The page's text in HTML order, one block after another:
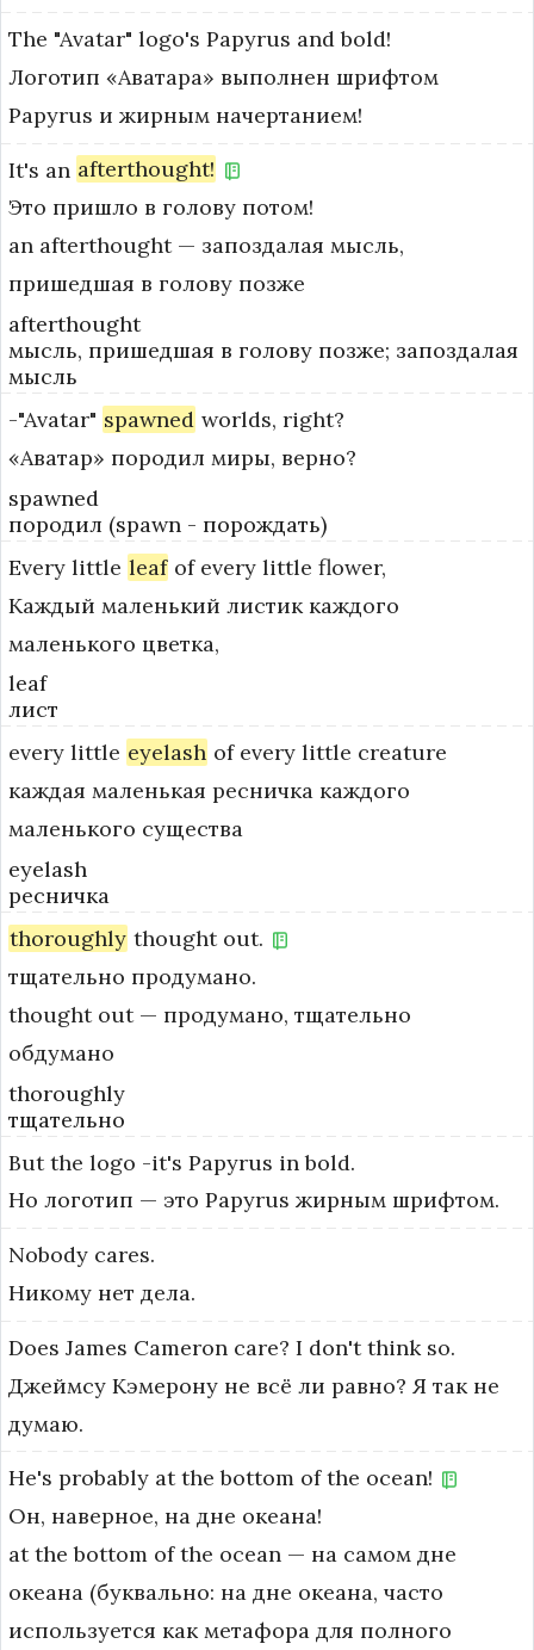
The "Avatar" logo's Papyrus and bold!
Логотип «Аватара» выполнен шрифтом
Papyrus и жирным начертанием!
It's an afterthought!
Это пришло в голову потом!
an afterthought — запоздалая мысль,
пришедшая в голову позже
afterthought
мысль, пришедшая в голову позже; запоздалая
мысль
-"Avatar" spawned worlds, right?
«Аватар» породил миры, верно?
spawned
породил (spawn - порождать)
Every little leaf of every little flower,
Каждый маленький листик каждого
маленького цветка,
leaf
лист
every little eyelash of every little creature
каждая маленькая ресничка каждого
маленького существа
eyelash
ресничка
thoroughly thought out.
тщательно продумано.
thought out — продумано, тщательно
обдумано
thoroughly
тщательно
But the logo -it's Papyrus in bold.
Но логотип — это Papyrus жирным шрифтом.
Nobody cares.
Никому нет дела.
Does James Cameron care? I don't think so.
Джеймсу Кэмерону не всё ли равно? Я так не
думаю.
He's probably at the bottom of the ocean!
Он, наверное, на дне океана!
at the bottom of the ocean — на самом дне
океана (буквально: на дне океана, часто
используется как метафора для полного